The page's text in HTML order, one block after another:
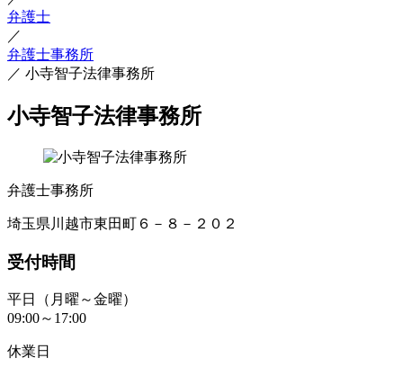
弁護士
／
弁護士事務所
／ 小寺智子法律事務所
小寺智子法律事務所
弁護士事務所
埼玉県川越市東田町６－８－２０２
受付時間
平日（月曜～金曜）
09:00～17:00
休業日